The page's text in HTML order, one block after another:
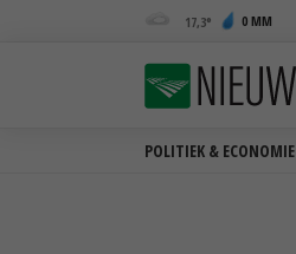
17,3 0 MM
POLITIEK & ECONOMIE